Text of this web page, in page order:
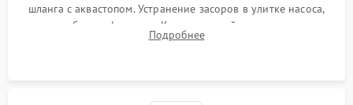
шланга с аквастопом. Устранение засоров в улитке насоса,
патрубках и фильтрах. Компонентный ремонт платы
управления, восстановление поврежденной проводки.
Подробнее